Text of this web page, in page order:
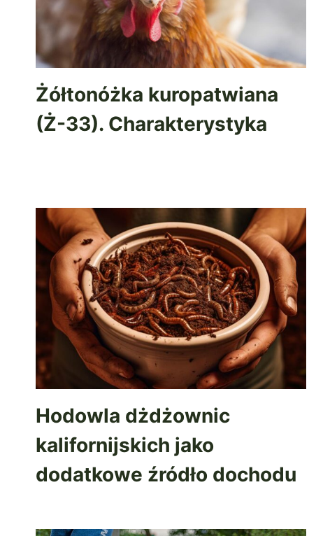
Żółtonóżka kuropatwiana
(Ż-33). Charakterystyka
Hodowla dżdżownic
kalifornijskich jako
dodatkowe źródło dochodu